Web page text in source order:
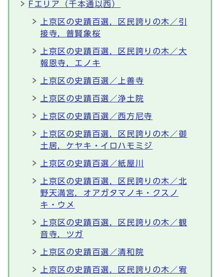
Fエリア（千本通以西）
上京区の史蹟百選，区民誇りの木／引
接寺，普賢象桜
上京区の史蹟百選，区民誇りの木／大
報恩寺，エノキ
上京区の史蹟百選／上善寺
上京区の史蹟百選／浄土院
上京区の史蹟百選／西方尼寺
上京区の史蹟百選，区民誇りの木／御
土居，ケヤキ・イロハモミジ
上京区の史蹟百選／紙屋川
上京区の史蹟百選，区民誇りの木／北
野天満宮，オアガタマノキ・クスノ
キ・ウメ
上京区の史蹟百選，区民誇りの木／観
音寺，ツガ
上京区の史蹟百選／清和院
上京区の史蹟百選，区民誇りの木／宥